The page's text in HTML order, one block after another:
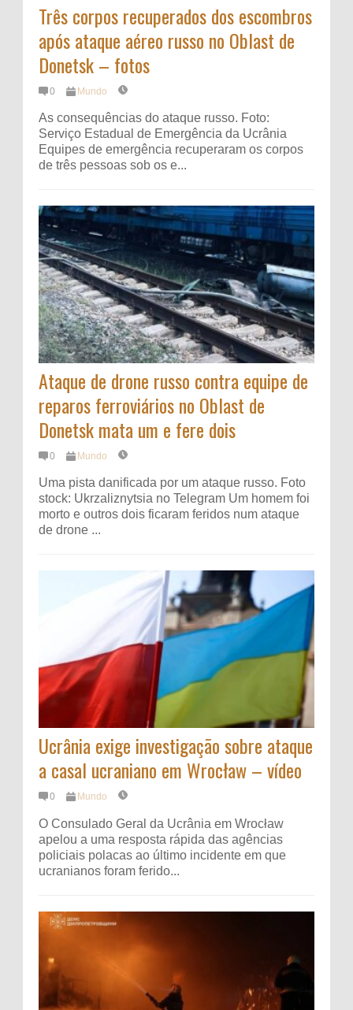
Três corpos recuperados dos escombros
após ataque aéreo russo no Oblast de
Donetsk – fotos
0 Mundo
As consequências do ataque russo. Foto:
Serviço Estadual de Emergência da Ucrânia
Equipes de emergência recuperaram os corpos
de três pessoas sob os e...
Ataque de drone russo contra equipe de
reparos ferroviários no Oblast de
Donetsk mata um e fere dois
0 Mundo
Uma pista danificada por um ataque russo. Foto
stock: Ukrzaliznytsia no Telegram Um homem foi
morto e outros dois ficaram feridos num ataque
de drone ...
Ucrânia exige investigação sobre ataque
a casal ucraniano em Wrocław – vídeo
0 Mundo
O Consulado Geral da Ucrânia em Wrocław
apelou a uma resposta rápida das agências
policiais polacas ao último incidente em que
ucranianos foram ferido...